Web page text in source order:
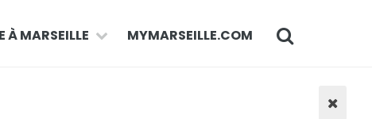
À MARSEILLE MYMARSEILLE.COM